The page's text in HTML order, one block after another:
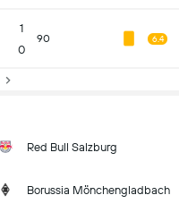
1
0
90 6.4
Red Bull Salzburg
Borussia Mönchengladbach